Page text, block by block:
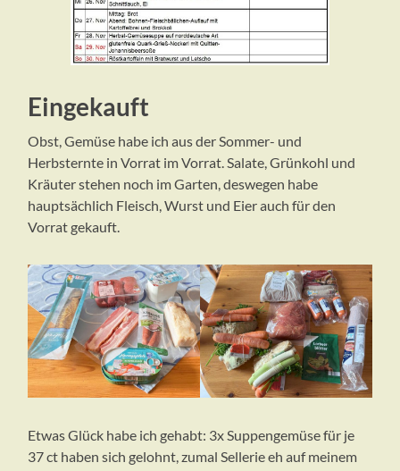
Eingekauft
Obst, Gemüse habe ich aus der Sommer- und
Herbsternte in Vorrat im Vorrat. Salate, Grünkohl und
Kräuter stehen noch im Garten, deswegen habe
hauptsächlich Fleisch, Wurst und Eier auch für den
Vorrat gekauft.
Etwas Glück habe ich gehabt: 3x Suppengemüse für je
37 ct haben sich gelohnt, zumal Sellerie eh auf meinem